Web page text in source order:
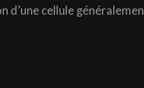
d’une cellule